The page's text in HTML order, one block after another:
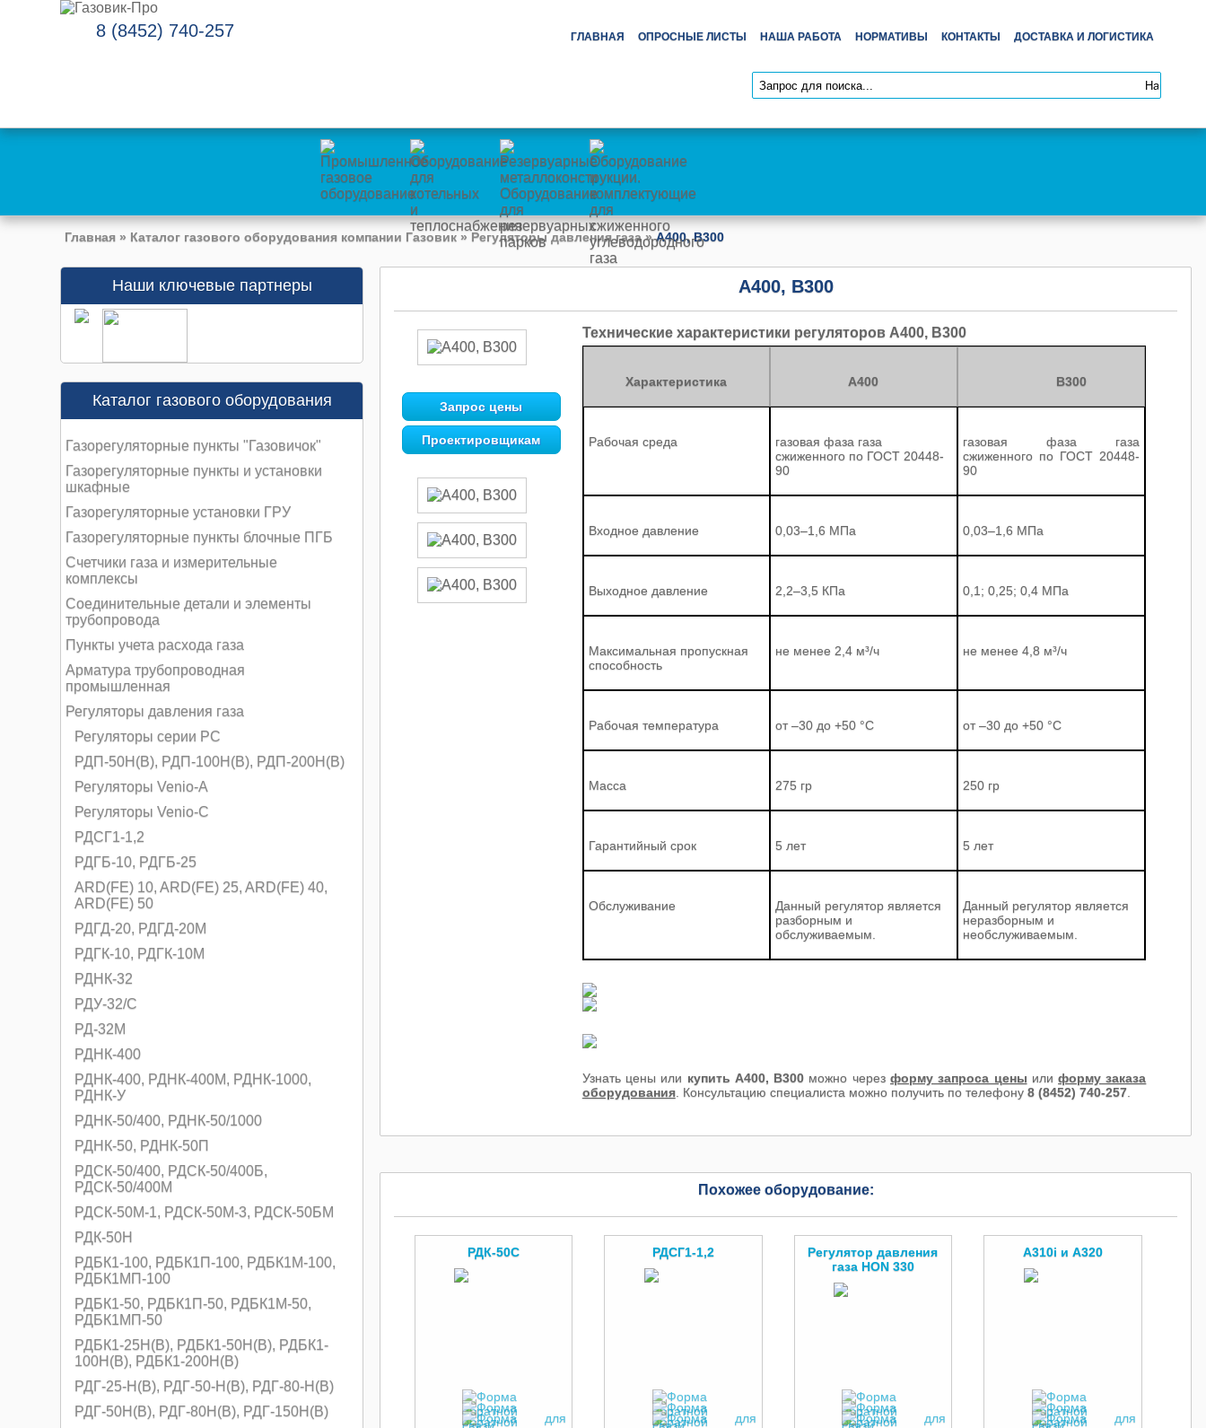
8 (8452) 740-257 ДОСТАВКА И ЛОГИСТИКА
КОНТАКТЫ
НОРМАТИВЫ
НАША РАБОТА
ОПРОСНЫЕ ЛИСТЫ
ГЛАВНАЯ
Главная » Каталог газового оборудования компании Газовик » Регуляторы давления газа»A400, B300
Наши ключевые партнеры
Каталог газового оборудования
Газорегуляторные пункты "Газовичок"
Газорегуляторные пункты и установки
шкафные
Газорегуляторные установки ГРУ
Газорегуляторные пункты блочные ПГБ
Счетчики газа и измерительные
комплексы
Соединительные детали и элементы
трубопровода
Пункты учета расхода газа
Арматура трубопроводная
промышленная
Регуляторы давления газа
Регуляторы серии РС
РДП-50Н(В), РДП-100Н(В), РДП-200Н(В)
Регуляторы Venio-А
Регуляторы Venio-С
РДСГ1-1,2
РДГБ-10, РДГБ-25
ARD(FE) 10, ARD(FE) 25, ARD(FE) 40,
ARD(FE) 50
РДГД-20, РДГД-20М
РДГК-10, РДГК-10М
РДНК-32
РДУ-32/С
РД-32М
РДНК-400
РДНК-400, РДНК-400М, РДНК-1000,
РДНК-У
РДНК-50/400, РДНК-50/1000
РДНК-50, РДНК-50П
РДСК-50/400, РДСК-50/400Б,
РДСК-50/400М
РДСК-50М-1, РДСК-50М-3, РДСК-50БМ
РДК-50Н
РДБК1-100, РДБК1П-100, РДБК1М-100,
РДБК1МП-100
РДБК1-50, РДБК1П-50, РДБК1М-50,
РДБК1МП-50
РДБК1-25Н(В), РДБК1-50Н(В), РДБК1-
100Н(В), РДБК1-200Н(В)
РДГ-25-Н(В), РДГ-50-Н(В), РДГ-80-Н(В)
РДГ-50Н(В), РДГ-80Н(В), РДГ-150Н(В)
A400, B300
Запрос цены
Проектировщикам
Технические характеристики регуляторов A400, B300
Характеристика A400 B300
Рабочая среда
газовая фаза газа
сжиженного по ГОСТ 20448-
90
газовая фаза газа
сжиженного по ГОСТ 20448-
90
Входное давление 0,03–1,6 МПа 0,03–1,6 МПа
Выходное давление 2,2–3,5 КПа 0,1; 0,25; 0,4 МПа
Максимальная пропускная
способность
не менее 2,4 м³/ч не менее 4,8 м³/ч
Рабочая температура от –30 до +50 °С от –30 до +50 °С
Масса 275 гр 250 гр
Гарантийный срок 5 лет 5 лет
Обслуживание
Данный регулятор является
разборным и
обслуживаемым.
Данный регулятор является
неразборным и
необслуживаемым.
Узнать цены или купить A400, B300 можно через форму запроса цены илиформу заказа
оборудования. Консультацию специалиста можно получить по телефону 8 (8452) 740-257.
Похожее оборудование:
РДК-50С РДСГ1-1,2
Регулятор давления
газа HON 330
A310i и A320